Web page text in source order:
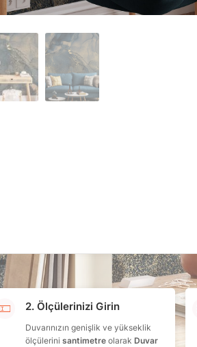
2. Ölçülerinizi Girin
Duvarınızın genişlik ve yükseklik
ölçülerini santimetreolarak Duvar